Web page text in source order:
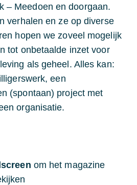
– Meedoen en doorgaan.
verhalen en ze op diverse
hopen we zoveel mogelijk
tot onbetaalde inzet voor
als geheel. Alles kan:
een
(spontaan) project met
organisatie.
om het magazine